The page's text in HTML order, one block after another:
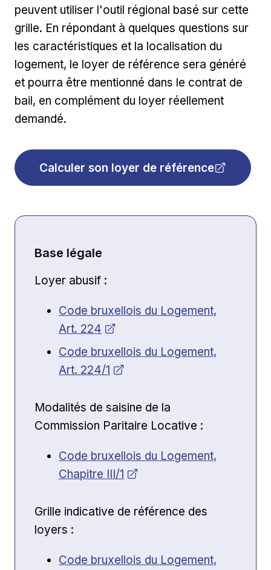
peuvent utiliser l'outil régional basé sur cette
grille. En répondant à quelques questions sur
les caractéristiques et la localisation du
logement, le loyer de référence sera généré
et pourra être mentionné dans le contrat de
bail, en complément du loyer réellement
demandé.
Calculer son loyer de référence
Base légale
Loyer abusif :
Ouvrir dans une nouvelle fenêtre
Code bruxellois du Logement,
Art. 224
Ouvrir dans une nouvelle fenêtre
Code bruxellois du Logement,
Art. 224/1
Modalités de saisine de la
Commission Paritaire Locative :
Ouvrir dans une nouvelle fenêtre
Code bruxellois du Logement,
Chapitre III/1
Grille indicative de référence des
loyers :
Ouvrir dans une nouvelle fenêtre
Code bruxellois du Logement,